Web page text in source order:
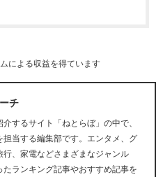
による収益を得ています
チ
するサイト「ねとらぼ」の中で、
担当する編集部です。エンタメ、グ
行、家電などさまざまなジャンル
ランキング記事やおすすめ記事を